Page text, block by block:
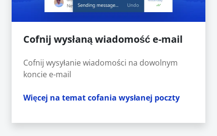
Cofnij wysłaną wiadomość e-mail
Cofnij wysyłanie wiadomości na dowolnym
koncie e-mail
Więcej na temat cofania wysłanej poczty